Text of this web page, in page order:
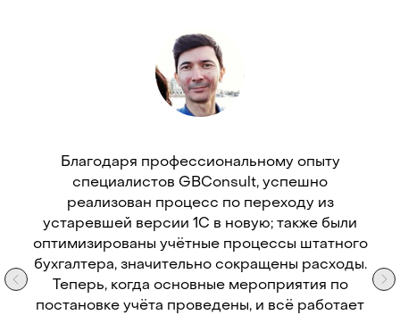
Благодаря профессиональному опыту
специалистов GBConsult, успешно
реализован процесс по переходу из
устаревшей версии 1С в новую; также были
оптимизированы учётные процессы штатного
бухгалтера, значительно сокращены расходы.
Теперь, когда основные мероприятия по
постановке учёта проведены, и всё работает